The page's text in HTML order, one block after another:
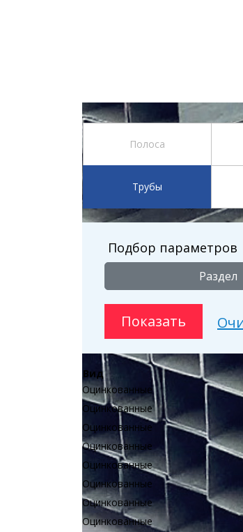
Полоса
Трубы
Подбор параметров
Раздел
Вид
Оцинкованные
Оцинкованные
Оцинкованные
Оцинкованные
Оцинкованные
Оцинкованные
Оцинкованные
Оцинкованные